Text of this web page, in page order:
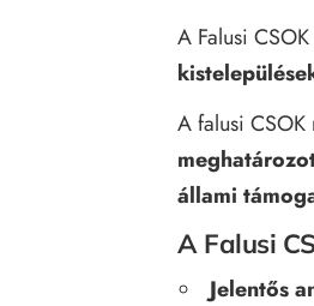
A Falusi
A falusi CSOK
állami
A Falusi
Jelentős